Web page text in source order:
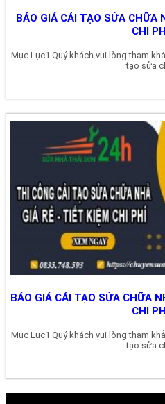
BÁO GIÁ CẢI TẠO SỬA CHỮA
CHI
Mục Lục1 Quý khách vui lòng tham
tạo sửa
BÁO GIÁ CẢI TẠO SỬA CHỮA
CHI
Mục Lục1 Quý khách vui lòng tham
tạo sửa